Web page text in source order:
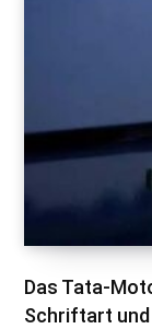
Das Tata-
Schriftart